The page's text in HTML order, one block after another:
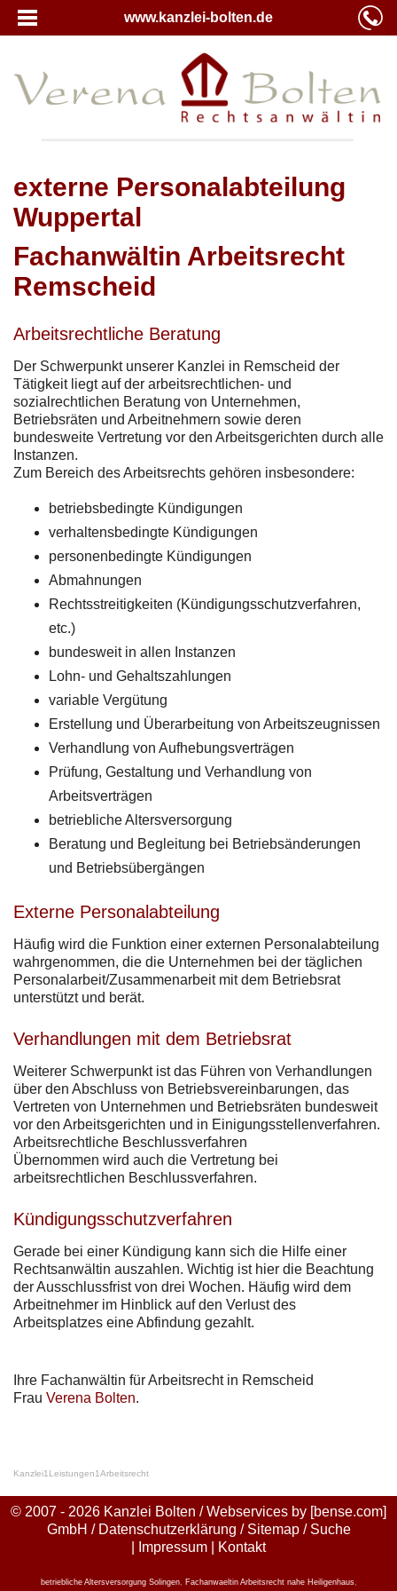
www.kanzlei-bolten.de
externe Personalabteilung
Wuppertal
Fachanwältin Arbeitsrecht
Remscheid
Arbeitsrechtliche Beratung
Der Schwerpunkt unserer Kanzlei in Remscheid der
Tätigkeit liegt auf der arbeitsrechtlichen- und
sozialrechtlichen Beratung von Unternehmen,
Betriebsräten und Arbeitnehmern sowie deren
bundesweite Vertretung vor den Arbeitsgerichten durch alle
Instanzen.
Zum Bereich des Arbeitsrechts gehören insbesondere:
betriebsbedingte Kündigungen
verhaltensbedingte Kündigungen
personenbedingte Kündigungen
Abmahnungen
Rechtsstreitigkeiten (Kündigungsschutzverfahren,
etc.)
bundesweit in allen Instanzen
Lohn- und Gehaltszahlungen
variable Vergütung
Erstellung und Überarbeitung von Arbeitszeugnissen
Verhandlung von Aufhebungsverträgen
Prüfung, Gestaltung und Verhandlung von
Arbeitsverträgen
betriebliche Altersversorgung
Beratung und Begleitung bei Betriebsänderungen
und Betriebsübergängen
Externe Personalabteilung
Häufig wird die Funktion einer externen Personalabteilung
wahrgenommen, die die Unternehmen bei der täglichen
Personalarbeit/Zusammenarbeit mit dem Betriebsrat
unterstützt und berät.
Verhandlungen mit dem Betriebsrat
Weiterer Schwerpunkt ist das Führen von Verhandlungen
über den Abschluss von Betriebsvereinbarungen, das
Vertreten von Unternehmen und Betriebsräten bundesweit
vor den Arbeitsgerichten und in Einigungsstellenverfahren.
Arbeitsrechtliche Beschlussverfahren
Übernommen wird auch die Vertretung bei
arbeitsrechtlichen Beschlussverfahren.
Kündigungsschutzverfahren
Gerade bei einer Kündigung kann sich die Hilfe einer
Rechtsanwältin auszahlen. Wichtig ist hier die Beachtung
der Ausschlussfrist von drei Wochen. Häufig wird dem
Arbeitnehmer im Hinblick auf den Verlust des
Arbeitsplatzes eine Abfindung gezahlt.
Ihre Fachanwältin für Arbeitsrecht in Remscheid
Frau Verena Bolten.
Kanzlei1 Leistungen1Arbeitsrecht
© 2007 - 2026 Kanzlei Bolten / Webservices by [bense.com]
GmbH / Datenschutzerklärung / Sitemap/ Suche
Impressum Kontakt
betriebliche Altersversorgung Solingen, Fachanwaeltin Arbeitsrecht nahe Heiligenhaus,